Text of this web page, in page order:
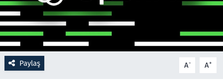
Paylaş A- A+
Rüya Tabirleri
Sağlık
Savunma Sanayi